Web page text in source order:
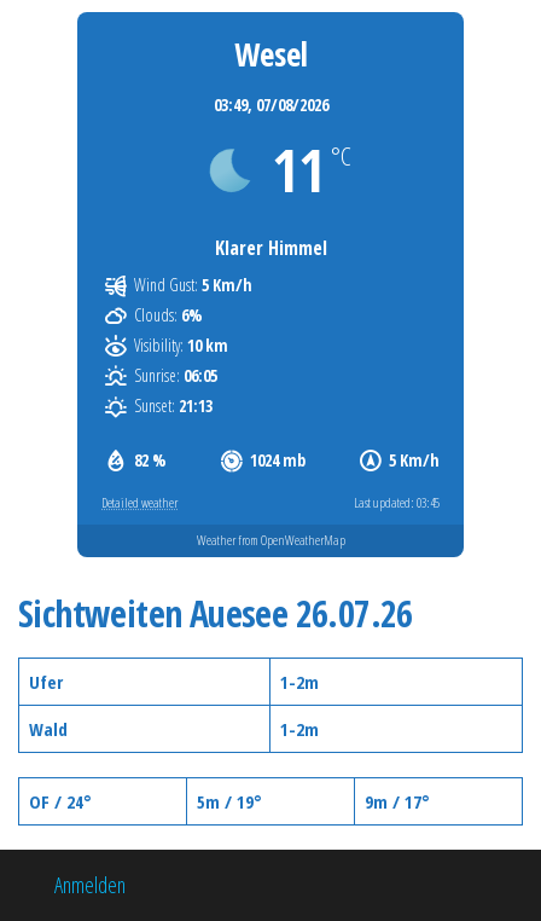
Wesel
03:49, 07/08/2026
11 °C
Klarer Himmel
82 % 1024 mb 5 Km/h
Wind Gust: 5 Km/h
Clouds: 6%
Visibility: 10 km
Sunrise: 06:05
Sunset: 21:13
Detailed weather Last updated: 03:45
Weather from OpenWeatherMap
Sichtweiten Auesee 26.07.26
Ufer
1-2m
Wald
1-2m
OF / 24° 5m / 19° 9m / 17°
Anmelden